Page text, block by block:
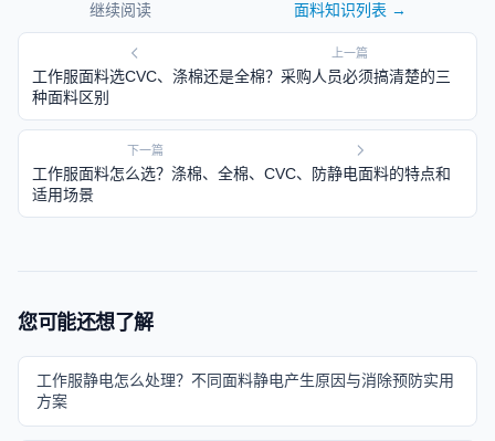
继续阅读 面料知识列表 →
上一篇
工作服面料选CVC、涤棉还是全棉？采购人员必须搞清楚的三
种面料区别
下一篇
工作服面料怎么选？涤棉、全棉、CVC、防静电面料的特点和
适用场景
您可能还想了解
工作服静电怎么处理？不同面料静电产生原因与消除预防实用
方案